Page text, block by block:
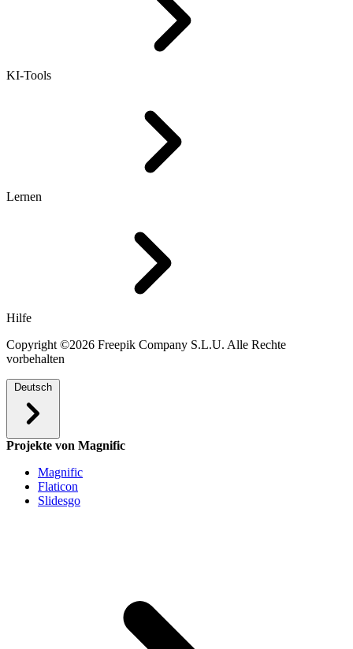
KI-Tools
Lernen
Hilfe
Copyright ©2026 Freepik Company S.L.U. Alle Rechte
vorbehalten
Deutsch
Projekte von Magnific
Magnific
Flaticon
Slidesgo